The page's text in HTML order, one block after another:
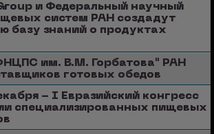
и Федеральный научный
систем РАН создадут
базу знаний о продуктах
им. В.М. Горбатова" РАН
готовых обедов
- I Евразийский конгресс
специализированных пищевых